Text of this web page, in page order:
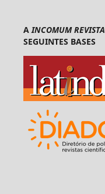
AINCOMUM REVISTA
SEGUINTES BASES